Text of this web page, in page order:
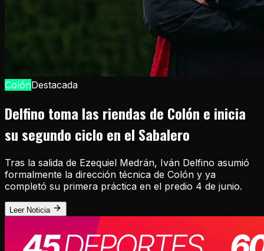
ColónDestacada
Delfino toma las riendas de Colón e inicia
su segundo ciclo en el Sabalero
Tras la salida de Ezequiel Medrán, Iván Delfino asumió
formalmente la dirección técnica de Colón y ya
completó su primera práctica en el predio 4 de junio.
Leer Noticia